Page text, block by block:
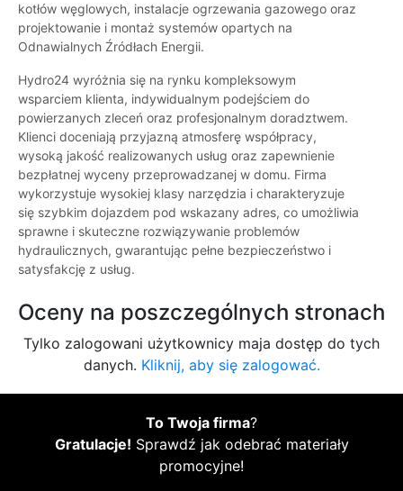
kotłów węglowych, instalacje ogrzewania gazowego oraz
projektowanie i montaż systemów opartych na
Odnawialnych Źródłach Energii.
Hydro24 wyróżnia się na rynku kompleksowym
wsparciem klienta, indywidualnym podejściem do
powierzanych zleceń oraz profesjonalnym doradztwem.
Klienci doceniają przyjazną atmosferę współpracy,
wysoką jakość realizowanych usług oraz zapewnienie
bezpłatnej wyceny przeprowadzanej w domu. Firma
wykorzystuje wysokiej klasy narzędzia i charakteryzuje
się szybkim dojazdem pod wskazany adres, co umożliwia
sprawne i skuteczne rozwiązywanie problemów
hydraulicznych, gwarantując pełne bezpieczeństwo i
satysfakcję z usług.
Oceny na poszczególnych stronach
Tylko zalogowani użytkownicy maja dostęp do tych
danych. Kliknij, aby się zalogować.
To Twoja firma?
Gratulacje! Sprawdź jak odebrać materiały
promocyjne!